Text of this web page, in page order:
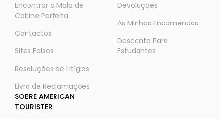
Encontrar a Mala de
Cabine Perfeita
Contactos
Sites Falsos
Resoluções de Litígios
Livro de Reclamações
Devoluções
As Minhas Encomendas
Desconto Para
Estudantes
SOBRE AMERICAN
TOURISTER